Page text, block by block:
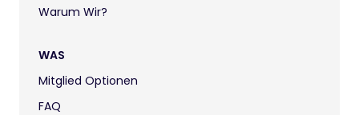
Warum Wir?
WAS
Mitglied Optionen
FAQ